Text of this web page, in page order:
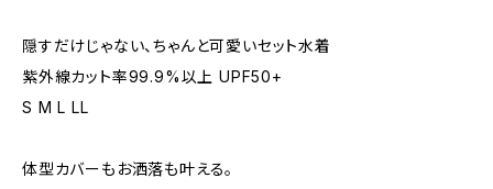
隠すだけじゃない、ちゃんと可愛いセット水着
紫外線カット率99.9%以上 UPF50+
S M L LL
体型カバーもお洒落も叶える。